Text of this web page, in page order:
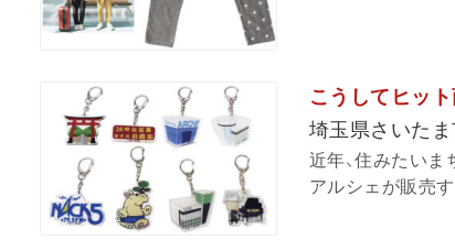
こうしてヒッ
埼玉県さいた
近年、住みたい
アルシェが販売